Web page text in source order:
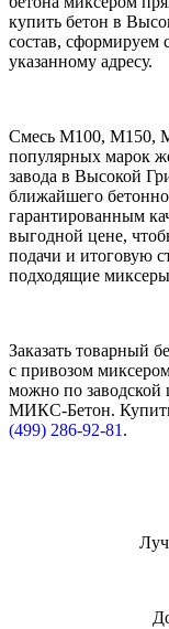
купить бетон в
состав, сформируем
указанному адресу.
Смесь М100, М150,
популярных марок
завода в Высокой
ближайшего
гарантированным
выгодной цене,
подачи и итоговую
подходящие
Заказать товарный
с привозом
можно по заводской
МИКС-Бетон.
(499) 286-92-81 .